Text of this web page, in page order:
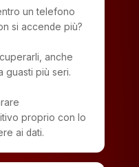
un telefono
si accende più?
anche
guasti più seri.
proprio con lo
ai dati.